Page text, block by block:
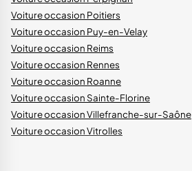
Voiture occasion Poitiers
Voiture occasion Puy-en-Velay
Voiture occasion Reims
Voiture occasion Rennes
Voiture occasion Roanne
Voiture occasion Sainte-Florine
Voiture occasion Villefranche-sur-Saône
Voiture occasion Vitrolles